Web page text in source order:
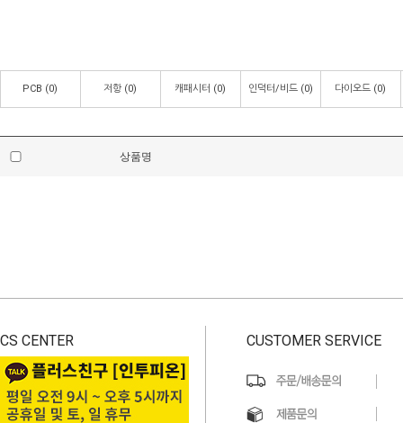
PCB (0) 저항 (0) 캐패시터 (0) 인덕터/비드 (0) 다이오드 (0)
상품명
CS CENTER CUSTOMER SERVICE